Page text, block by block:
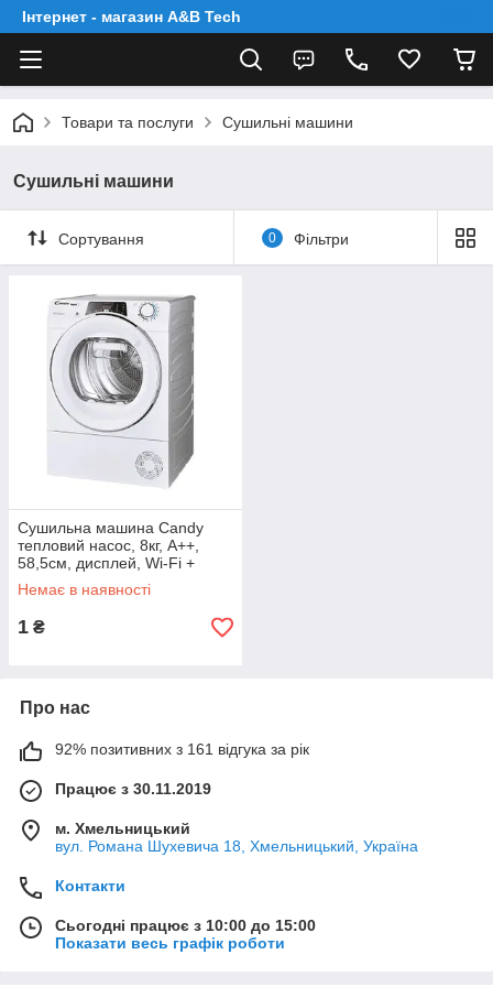
Інтернет - магазин A&B Tech
Товари та послуги Сушильні машини
Сушильні машини
Сортування 0 Фільтри
Сушильна машина Candy
тепловий насос, 8кг, A++,
58,5см, дисплей, Wi-Fi +
Bluetooth, білий,
ROEH8A2TCEX-S
Немає в наявності
1 ₴
Про нас
92% позитивних з 161 відгука за рік
Працює з 30.11.2019
м. Хмельницький
вул. Романа Шухевича 18, Хмельницький, Україна
Контакти
Сьогодні працює з 10:00 до 15:00
Показати весь графік роботи